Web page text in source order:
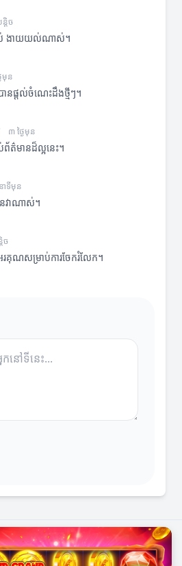
តិច
ស់ ងាយយល់ណាស់។
មុន
នផ្តល់ចំណេះដឹងថ្មីៗ។
៣ ថ្ងៃមុន
មានដ៏ល្អនេះ។
ាទីមុន
នវាណាស់។
ច
គុណសម្រាប់ការចែករំលែក។